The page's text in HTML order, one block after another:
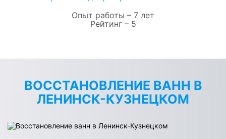
Опыт работы – 7 лет
Рейтинг – 5
ВОССТАНОВЛЕНИЕ ВАНН В
ЛЕНИНСК-КУЗНЕЦКОМ